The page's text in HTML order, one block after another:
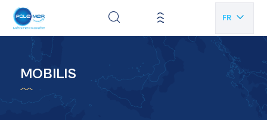
FR
EN
MOBILIS
Panneau de gestion des cookies